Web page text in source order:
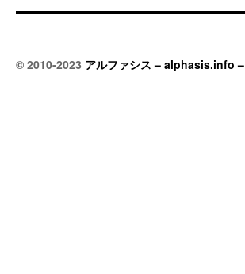
© 2010-2023 アルファシス – alphasis.info –